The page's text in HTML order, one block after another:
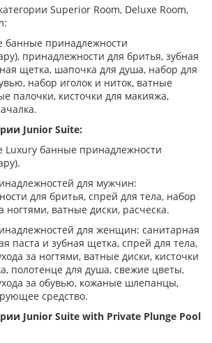
Superior Room, Deluxe Room,
принадлежности
принадлежности для бритья, зубная
щетка, шапочка для душа, набор для
набор иголок и ниток, ватные
палочки, кисточки для макияжа,
Junior Suite:
банные принадлежности
для мужчин:
для бритья, спрей для тела, набор
ногтями, ватные диски, расческа.
для женщин: санитарная
паста и зубная щетка, спрей для тела,
за ногтями, ватные диски, кисточки
полотенце для душа, свежие цветы,
за обувью, кожаные шлепанцы,
средство.
Junior Suite with Private Plunge Pool